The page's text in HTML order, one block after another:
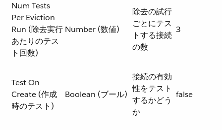
Num Tests
Per Eviction
Run (除去実行
あたりのテス
ト回数)
Number (数値)
除去の試行
ごとにテス
トする接続
の数
3
Test On
Create (作成
時のテスト)
Boolean (ブール)
接続の有効
性をテスト
するかどう
か
false